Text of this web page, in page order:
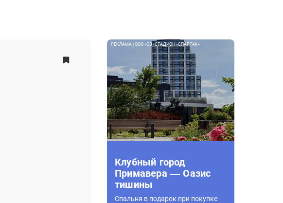
РЕКЛАМА | ООО «СЗ «СТАДИОН «СПАРТАК»
Клубный город
Примавера — Оазис
тишины
Спальня в подарок при покупке